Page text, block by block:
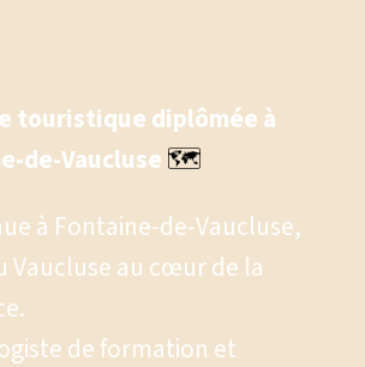
touristique diplômée à
de-Vaucluse🗺️
à Fontaine-de-Vaucluse,
Vaucluse au cœur de la
de formation et